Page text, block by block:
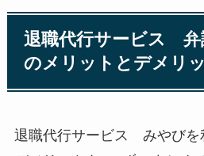
退職代行サービス 弁
のメリットとデメリ
退職代行サービス みやびを